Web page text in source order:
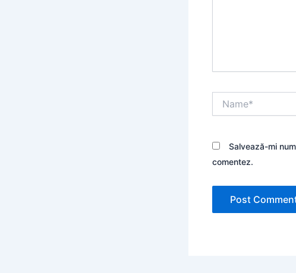
Salvează-mi
comentez.